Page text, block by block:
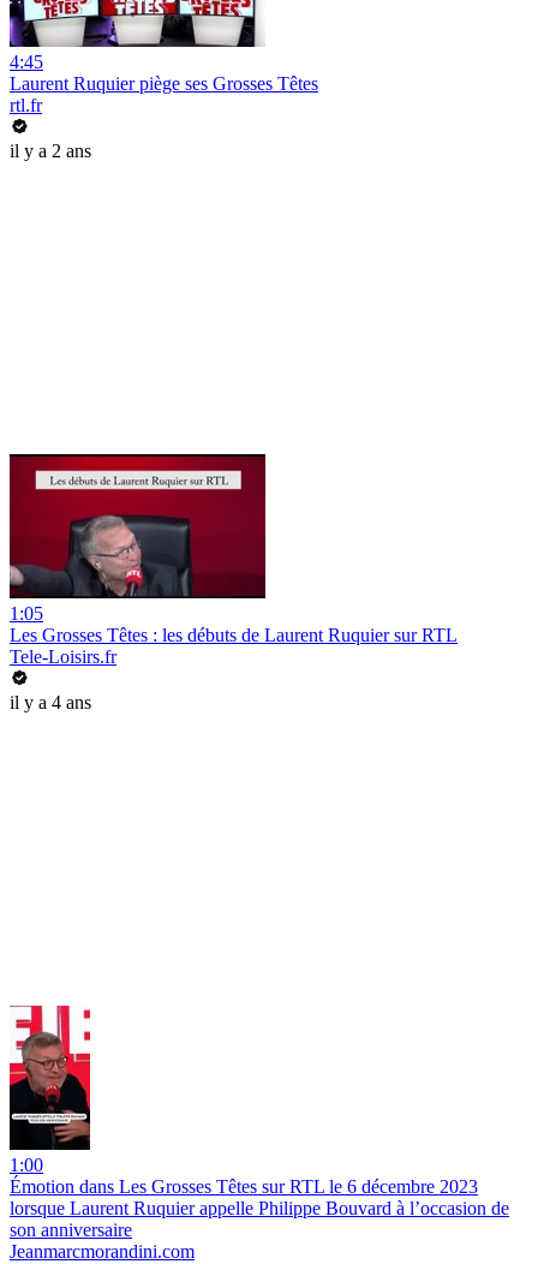
4:45
Laurent Ruquier piège ses Grosses Têtes
rtl.fr
il y a 2 ans
1:05
Les Grosses Têtes : les débuts de Laurent Ruquier sur RTL
Tele-Loisirs.fr
il y a 4 ans
1:00
Émotion dans Les Grosses Têtes sur RTL le 6 décembre 2023
lorsque Laurent Ruquier appelle Philippe Bouvard à l’occasion de
son anniversaire
Jeanmarcmorandini.com